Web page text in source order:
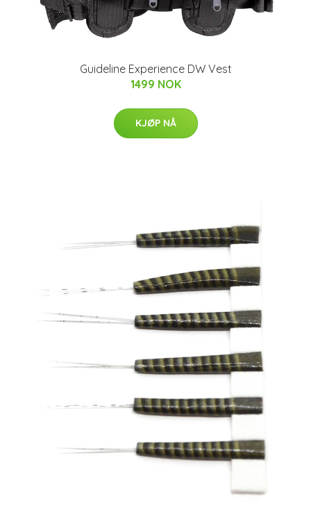
Guideline Experience DW Vest
1499 NOK
KJØP NÅ